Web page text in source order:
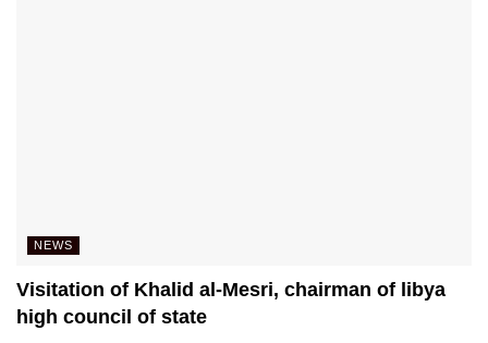
NEWS
Visitation of Khalid al-Mesri, chairman of libya
high council of state